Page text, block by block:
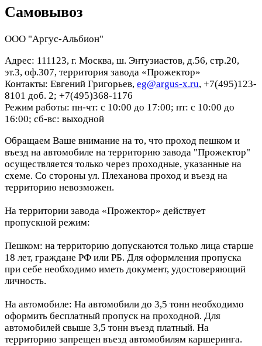
Самовывоз
ООО "Аргус-Альбион"
Адрес: 111123, г. Москва, ш. Энтузиастов, д.56, стр.20,
эт.3, оф.307, территория завода «Прожектор»
Контакты: Евгений Григорьев, eg@argus-x.ru, +7(495)123-
8101 доб. 2; +7(495)368-1176
Режим работы: пн-чт: с 10:00 до 17:00; пт: с 10:00 до
16:00; сб-вс: выходной
Обращаем Ваше внимание на то, что проход пешком и
въезд на автомобиле на территорию завода "Прожектор"
осуществляется только через проходные, указанные на
схеме. Со стороны ул. Плеханова проход и въезд на
территорию невозможен.
На территории завода «Прожектор» действует
пропускной режим:
Пешком: на территорию допускаются только лица старше
18 лет, граждане РФ или РБ. Для оформления пропуска
при себе необходимо иметь документ, удостоверяющий
личность.
На автомобиле: На автомобили до 3,5 тонн необходимо
оформить бесплатный пропуск на проходной. Для
автомобилей свыше 3,5 тонн въезд платный. На
территорию запрещен въезд автомобилям каршеринга.